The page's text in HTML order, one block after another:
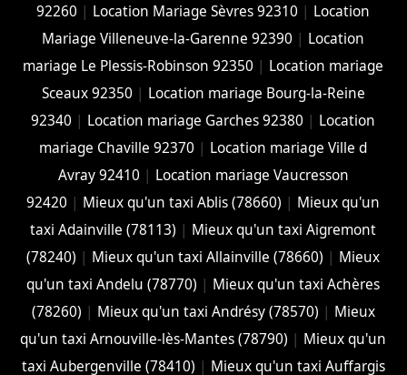
92260 | Location Mariage Sèvres 92310 | Location
Mariage Villeneuve-la-Garenne 92390 | Location
mariage Le Plessis-Robinson 92350 | Location mariage
Sceaux 92350 | Location mariage Bourg-la-Reine
92340 | Location mariage Garches 92380 | Location
mariage Chaville 92370 | Location mariage Ville d
Avray 92410 | Location mariage Vaucresson
92420 | Mieux qu'un taxi Ablis (78660) | Mieux qu'un
taxi Adainville (78113) | Mieux qu'un taxi Aigremont
(78240) | Mieux qu'un taxi Allainville (78660) | Mieux
qu'un taxi Andelu (78770) | Mieux qu'un taxi Achères
(78260) | Mieux qu'un taxi Andrésy (78570) | Mieux
qu'un taxi Arnouville-lès-Mantes (78790) | Mieux qu'un
taxi Aubergenville (78410) | Mieux qu'un taxi Auffargis